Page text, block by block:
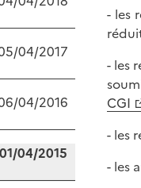
04/2017
04/2016
04/2015
- les
- les
CGI
- les
- les